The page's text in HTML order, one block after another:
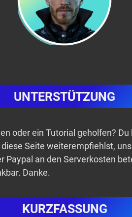
UNTERSTÜTZUNG
oder ein Tutorial geholfen? Du
Seite weiterempfiehlst,
Paypal an den Serverkosten
Danke.
KURZFASSUNG